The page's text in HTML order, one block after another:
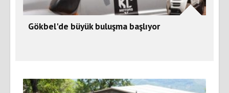
Gökbel'de büyük buluşma başlıyor